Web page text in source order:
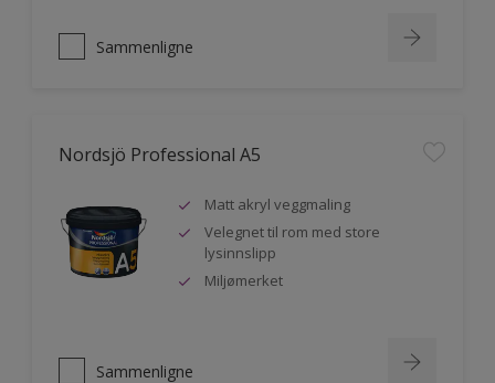
Sammenligne
Nordsjö Professional A5
Matt akryl veggmaling
Velegnet til rom med store
lysinnslipp
Miljømerket
Sammenligne